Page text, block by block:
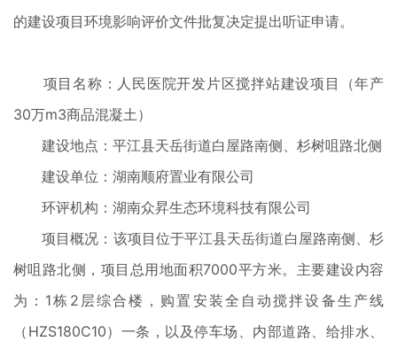
的建设项目环境影响评价文件批复决定提出听证申请。
项目名称：人民医院开发片区搅拌站建设项目（年产
30万m3商品混凝土）
建设地点：平江县天岳街道白屋路南侧、杉树咀路北侧
建设单位：湖南顺府置业有限公司
环评机构：湖南众昇生态环境科技有限公司
项目概况：该项目位于平江县天岳街道白屋路南侧、杉
树咀路北侧，项目总用地面积7000平方米。主要建设内容
为：1栋2层综合楼，购置安装全自动搅拌设备生产线
（HZS180C10）一条，以及停车场、内部道路、给排水、